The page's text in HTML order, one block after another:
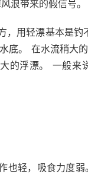
浪带来的假信号。
，用轻漂基本是
底。 在水流稍大
的浮漂。 一般来
也轻，吸食力度